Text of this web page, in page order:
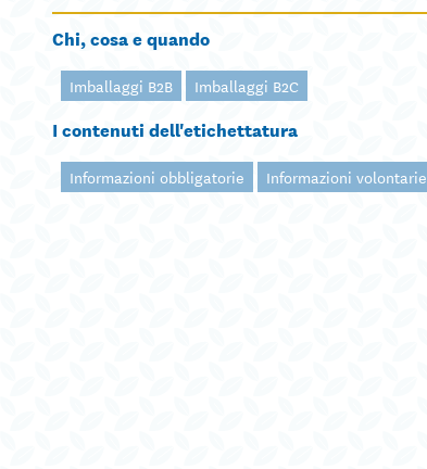
Chi, cosa e quando
Imballaggi B2B Imballaggi B2C
I contenuti dell'etichettatura
Informazioni obbligatorie Informazioni volontarie